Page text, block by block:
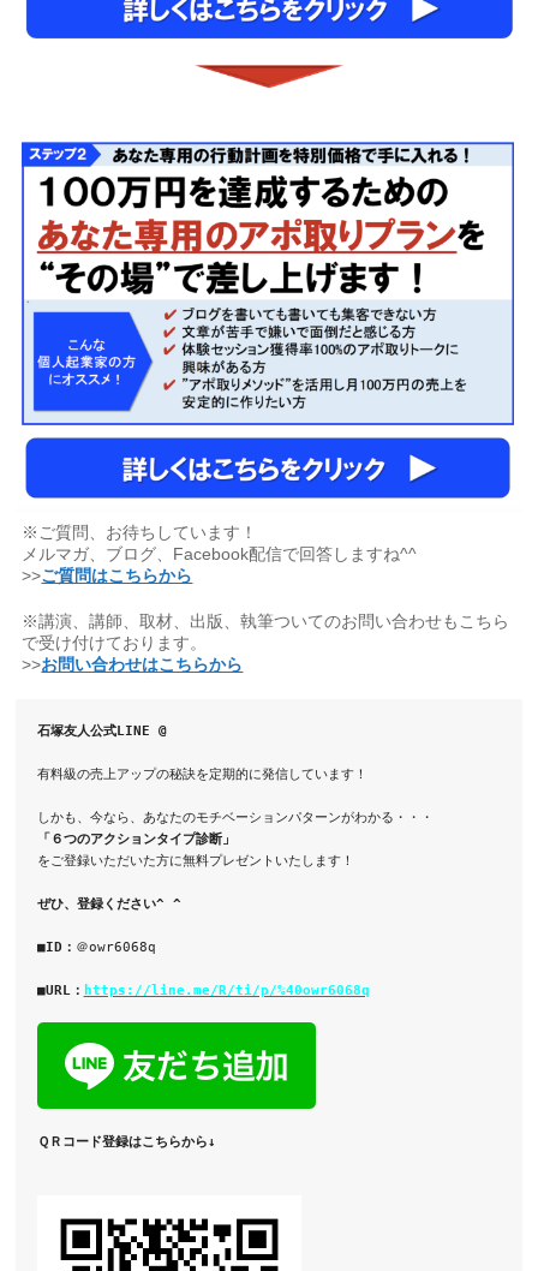
※ご質問、お待ちしています！
メルマガ、ブログ、Facebook配信で回答しますね^^
>>ご質問はこちらから
※講演、講師、取材、出版、執筆ついてのお問い合わせもこちら
で受け付けております。
>>お問い合わせはこちらから
石塚友人公式LINE @
有料級の売上アップの秘訣を定期的に発信しています！
「６つのアクションタイプ診断」
をご登録いただいた方に無料プレゼントいたします！
ぜひ、登録ください^ ^
■ID： ＠owr6068q
■URL： https://line.me/R/ti/p/%40owr6068q
ＱＲコード登録はこちらから↓